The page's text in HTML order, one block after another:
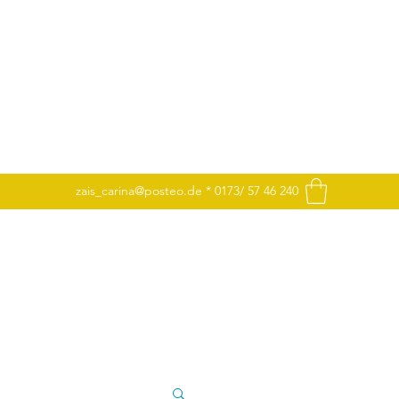
zais_carina@posteo.de * 0173/ 57 46 240